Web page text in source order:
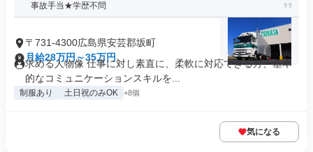
事故手当★学歴不問
〒731-4300広島県安芸郡坂町
月給28万円～35万円
求める人物像 仕事に対し素直に、柔軟に対応できる方、基本
的なコミュニケーションスキルを...
制服あり 土日祝のみOK +8個
気になる